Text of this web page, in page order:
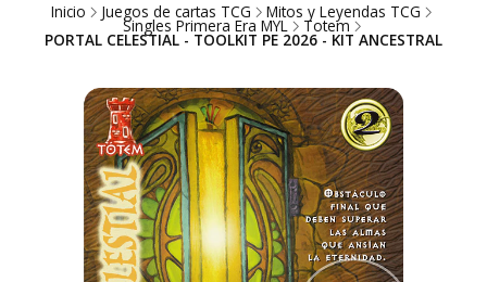
Inicio Juegos de cartas TCG Mitos y Leyendas TCG
Singles Primera Era MYL Totem
PORTAL CELESTIAL - TOOLKIT PE 2026 - KIT ANCESTRAL